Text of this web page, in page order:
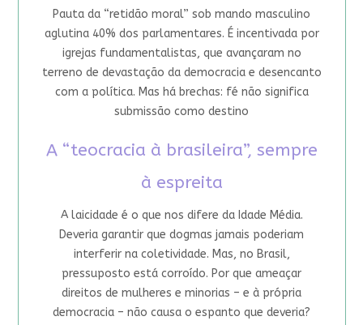
Pauta da “retidão moral” sob mando masculino
aglutina 40% dos parlamentares. É incentivada por
igrejas fundamentalistas, que avançaram no
terreno de devastação da democracia e desencanto
com a política. Mas há brechas: fé não significa
submissão como destino
A “teocracia à brasileira”, sempre
à espreita
A laicidade é o que nos difere da Idade Média.
Deveria garantir que dogmas jamais poderiam
interferir na coletividade. Mas, no Brasil,
pressuposto está corroído. Por que ameaçar
direitos de mulheres e minorias – e à própria
democracia – não causa o espanto que deveria?